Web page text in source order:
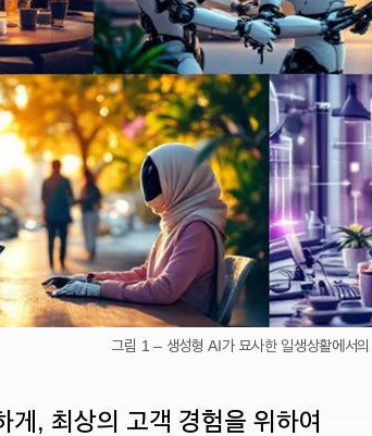
그림 1 – 생성형 AI가 묘사한 일생상활에서
게, 최상의 고객 경험을 위하여